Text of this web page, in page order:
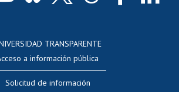
Evaluación docente
TRANSPARENTE
a información pública
Solicitud de información